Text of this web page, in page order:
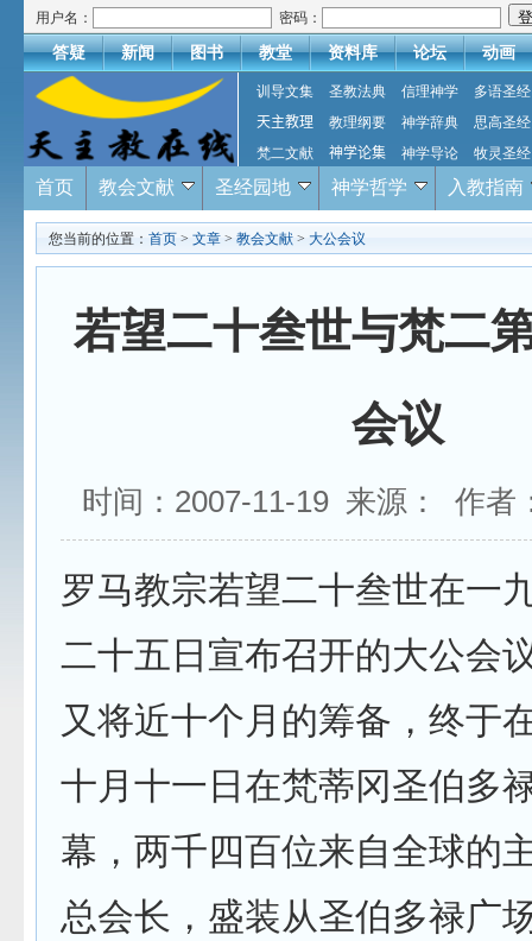
用户名： 密码：
答疑 新闻 图书 教堂 资料库 论坛 动画
训导文集 圣教法典 信理神学
多语圣经
天主教理
教理纲要 神学辞典
思高圣经
梵二文献
神学论集 神学导论 牧灵圣经
首页 教会文献 圣经园地 神学哲学 入教指南
您当前的位置： 首页 > 文章 > 教会文献 > 大公会议
若望二十叁世与梵二
会议
时间：2007-11-19 来源： 作者
罗马教宗若望二十叁世在一
二十五日宣布召开的大公会
又将近十个月的筹备，终于
十月十一日在梵蒂冈圣伯多
幕，两千四百位来自全球的
总会长，盛装从圣伯多禄广